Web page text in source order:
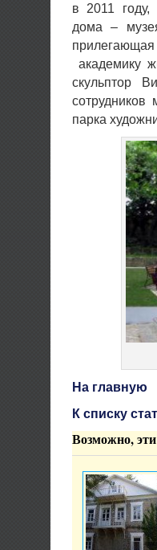
в 2011 году,
дома –
академику
скульптор
сотрудников
парка
На главную
К списку
Возможно,